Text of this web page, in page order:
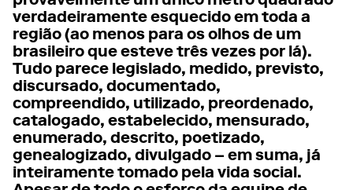
verdadeiramente esquecido em toda a
região (ao menos para os olhos de um
brasileiro que esteve três vezes por lá).
Tudo parece legislado, medido, previsto,
discursado, documentado,
compreendido, utilizado, preordenado,
catalogado, estabelecido, mensurado,
enumerado, descrito, poetizado,
genealogizado, divulgado – em suma, já
inteiramente tomado pela vida social.